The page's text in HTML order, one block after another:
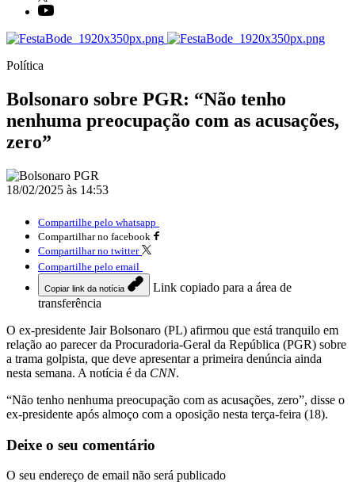
Política
Bolsonaro sobre PGR: “Não tenho
nenhuma preocupação com as acusações,
zero”
18/02/2025 às 14:53
Compartilhe pelo whatsapp
Compartilhar no facebook
Compartilhar no twitter
Compartilhe pelo email
Copiar link da notícia
Link copiado para a área de
transferência
O ex-presidente Jair Bolsonaro (PL) afirmou que está tranquilo em
relação ao parecer da Procuradoria-Geral da República (PGR) sobre
a trama golpista, que deve apresentar a primeira denúncia ainda
nesta semana. A notícia é da CNN.
“Não tenho nenhuma preocupação com as acusações, zero”, disse o
ex-presidente após almoço com a oposição nesta terça-feira (18).
Deixe o seu comentário
O seu endereço de email não será publicado